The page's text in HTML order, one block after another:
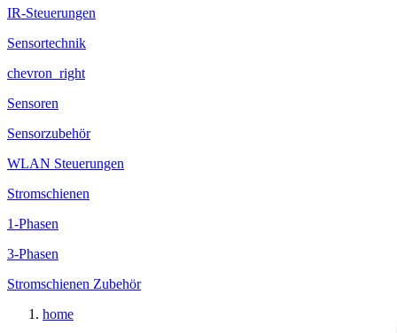
IR-Steuerungen
Sensortechnik
chevron_right
Sensoren
Sensorzubehör
WLAN Steuerungen
Stromschienen
1-Phasen
3-Phasen
Stromschienen Zubehör
home